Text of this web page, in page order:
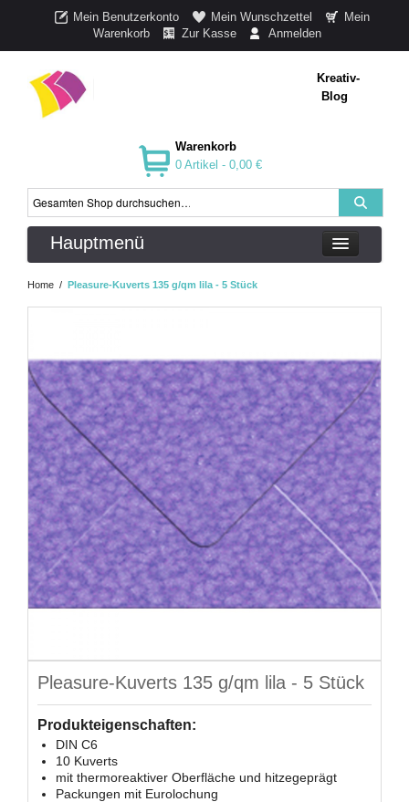
Mein Benutzerkonto Mein Wunschzettel
Mein
Warenkorb
Zur Kasse Anmelden
Kreativ-
Blog
Warenkorb
0 Artikel - 0,00 €
Hauptmenü
Home / Pleasure-Kuverts 135 g/qm lila - 5 Stück
Pleasure-Kuverts 135 g/qm lila - 5 Stück
Produkteigenschaften:
DIN C6
10 Kuverts
mit thermoreaktiver Oberfläche und hitzegeprägt
Packungen mit Eurolochung